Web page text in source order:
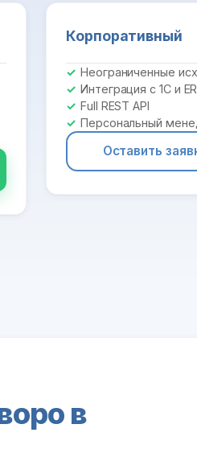
Корпоративный
Неограниченные
Интеграция с 1С и
Full REST API
Персональный
Оставить
в